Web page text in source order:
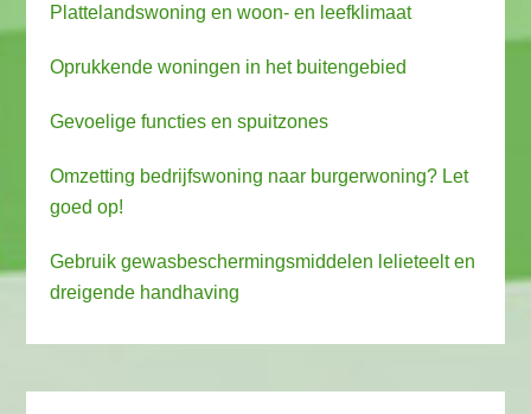
Plattelandswoning en woon- en leefklimaat
Oprukkende woningen in het buitengebied
Gevoelige functies en spuitzones
Omzetting bedrijfswoning naar burgerwoning? Let
goed op!
Gebruik gewasbeschermingsmiddelen lelieteelt en
dreigende handhaving